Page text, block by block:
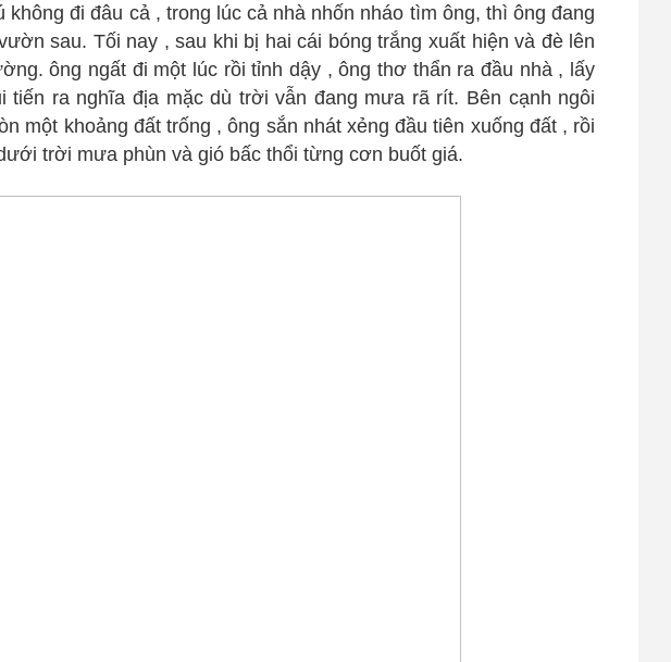
không đi đâu cả , trong lúc cả nhà nhốn nháo tìm ông, thì ông đang
sau. Tối nay , sau khi bị hai cái bóng trắng xuất hiện và đè lên
ông ngất đi một lúc rồi tỉnh dậy , ông thơ thẩn ra đầu nhà , lấy
tiến ra nghĩa địa mặc dù trời vẫn đang mưa rã rít. Bên cạnh ngôi
một khoảng đất trống , ông sắn nhát xẻng đầu tiên xuống đất , rồi
trời mưa phùn và gió bấc thổi từng cơn buốt giá.